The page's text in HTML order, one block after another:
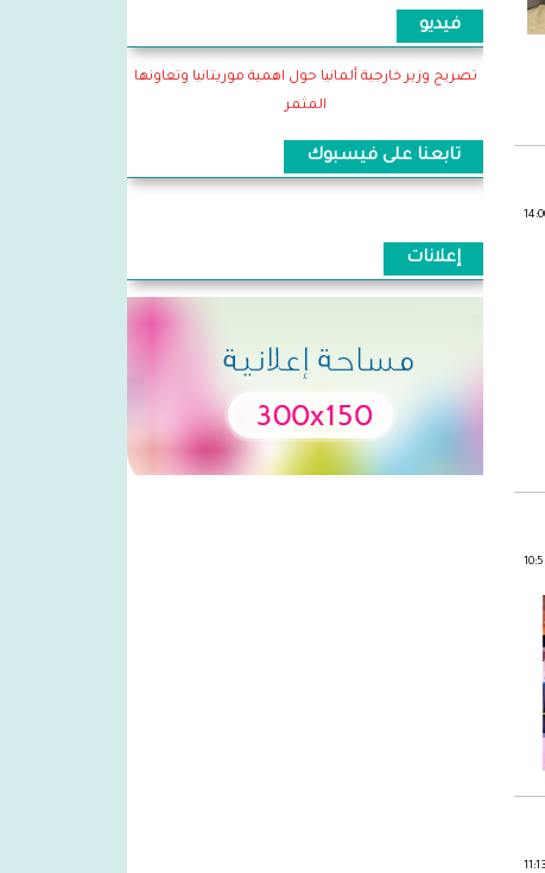
فيديو
تصريح وزير خارجية ألمانيا حول اهمية موريتانيا وتعاونها
المثمر
تابعنا على فيسبوك
إعلانات